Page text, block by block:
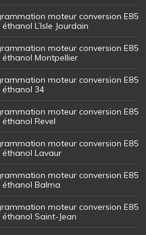
moteur conversion E85
L’Isle Jourdain
moteur conversion E85
éthanol Montpellier
moteur conversion E85
éthanol 34
moteur conversion E85
Revel
moteur conversion E85
éthanol Lavaur
moteur conversion E85
éthanol Balma
moteur conversion E85
éthanol Saint-Jean